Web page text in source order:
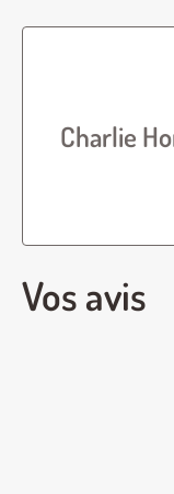
Charlie
Vos avis